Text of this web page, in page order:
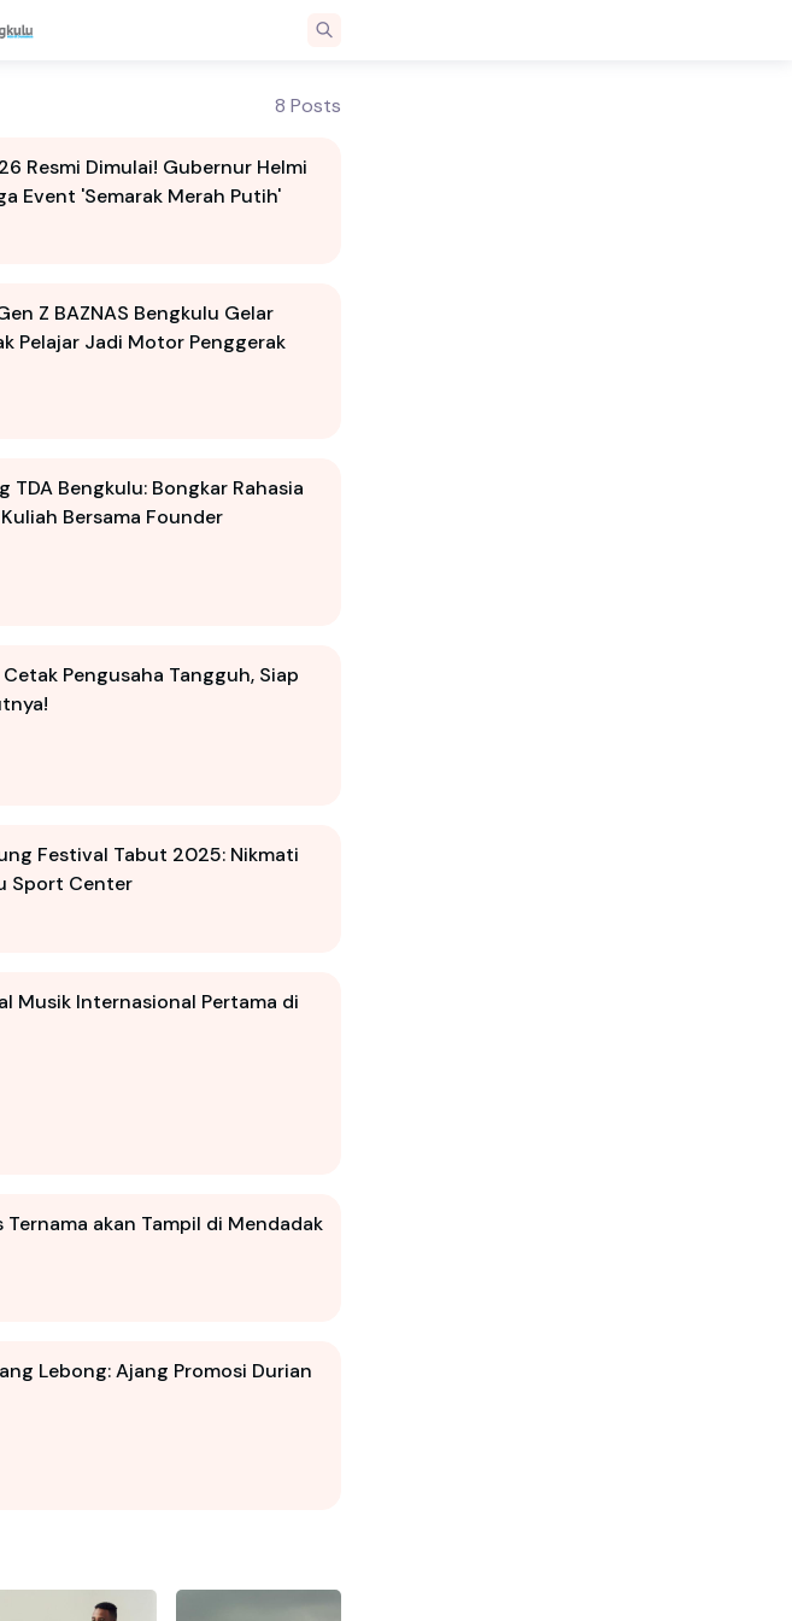
8 Posts
Resmi Dimulai! Gubernur Helmi
Event 'Semarak Merah Putih'
Z BAZNAS Bengkulu Gelar
Pelajar Jadi Motor Penggerak
TDA Bengkulu: Bongkar Rahasia
Bersama Founder
Pengusaha Tangguh, Siap
Festival Tabut 2025: Nikmati
Sport Center
Musik Internasional Pertama di
akan Tampil di Mendadak
Lebong: Ajang Promosi Durian